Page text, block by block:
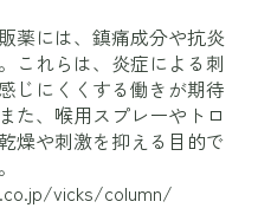
薬には、鎮痛成分や抗炎
これらは、炎症による刺
じにくくする働きが期待
た、喉用スプレーやトロ
燥や刺激を抑える目的で
vicks/column/